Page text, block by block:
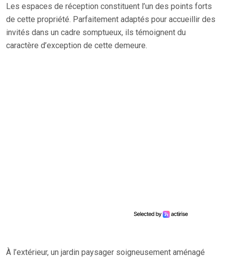
Les espaces de réception constituent l’un des points forts
de cette propriété. Parfaitement adaptés pour accueillir des
invités dans un cadre somptueux, ils témoignent du
caractère d’exception de cette demeure.
À l’extérieur, un jardin paysager soigneusement aménagé